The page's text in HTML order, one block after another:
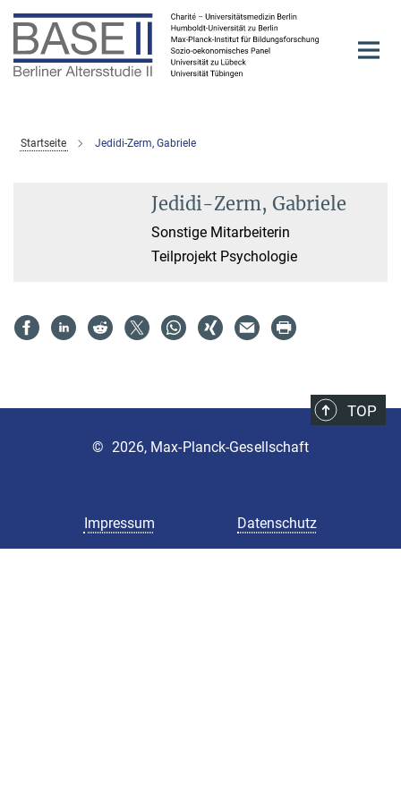
Hauptinhalt
Startseite Jedidi-Zerm, Gabriele
Jedidi-Zerm, Gabriele
Sonstige Mitarbeiterin
Teilprojekt Psychologie
TOP
Impressum Datenschutz
© 2026, Max-Planck-Gesellschaft